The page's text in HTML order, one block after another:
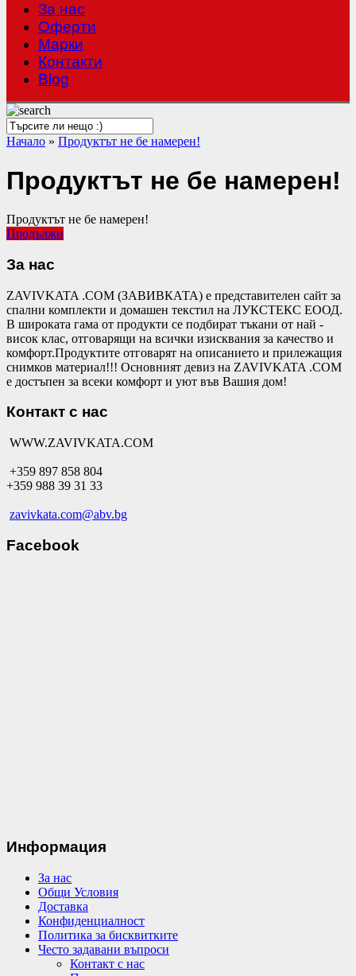
За нас
Оферти
Mарки
Контакти
Blog
Начало » Продуктът не бе намерен!
Продуктът не бе намерен!
Продуктът не бе намерен!
Продължи
За нас
ZAVIVKATA .COM (ЗАВИВКАТА) е представителен сайт за
спални комплекти и домашен текстил на ЛУКСТЕКС ЕООД.
В широката гама от продукти се подбират тъкани от най -
висок клас, отговарящи на всички изисквания за качество и
комфорт.Продуктите отговарят на описанието и прилежащия
снимков материал!!! Основният девиз на ZAVIVKATA .COM
е достъпен за всеки комфорт и уют във Вашия дом!
Контакт с нас
WWW.ZAVIVKATA.COM
+359 897 858 804
+359 988 39 31 33
zavivkata.com@abv.bg
Facebook
Информация
За нас
Общи Условия
Доставка
Конфиденциалност
Политика за бисквитките
Често задавани въпроси
Контакт с нас